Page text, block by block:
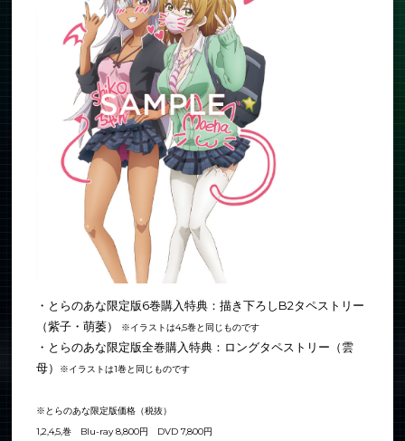
・とらのあな限定版6巻購入特典：描き下ろしB2タペストリー
（紫子・萌萎）
※イラストは4,5巻と同じものです
・とらのあな限定版全巻購入特典：ロングタペストリー（雲
母）
※イラストは1巻と同じものです
※とらのあな限定版価格（税抜）
1,2,4,5,巻 Blu-ray 8,800円 DVD 7,800円